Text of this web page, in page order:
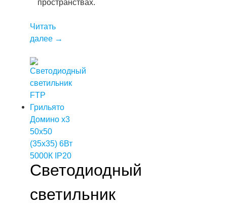
пространствах.
Читать
далее →
Светодиодный
светильник